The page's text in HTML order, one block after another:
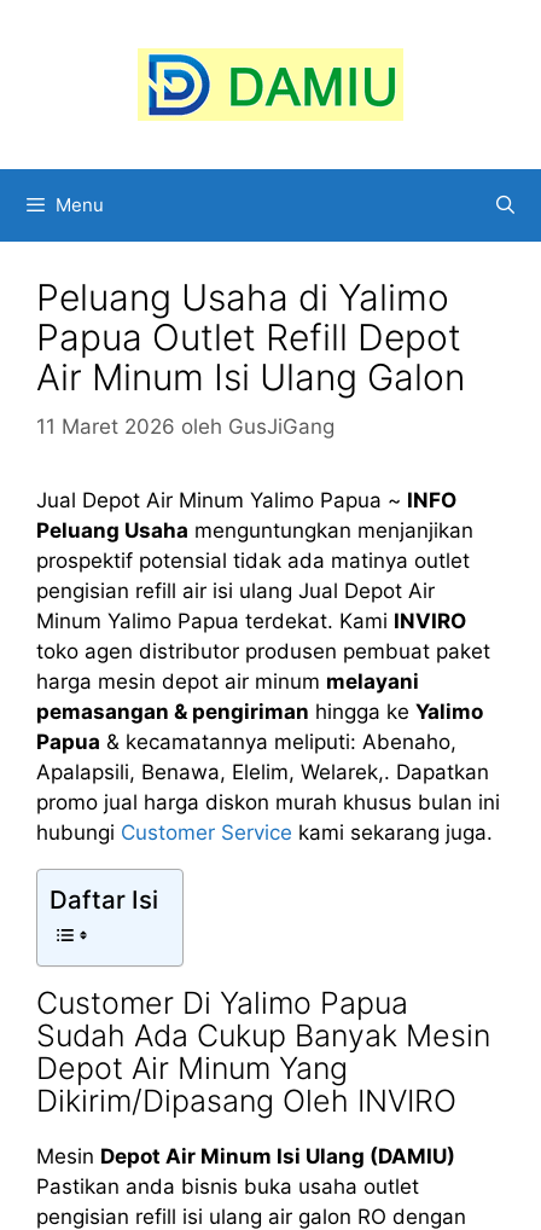
Menu
Peluang Usaha di Yalimo
Papua Outlet Refill Depot
Air Minum Isi Ulang Galon
11 Maret 2026 oleh GusJiGang
Jual Depot Air Minum Yalimo Papua ~ INFO
Peluang Usaha menguntungkan menjanjikan
prospektif potensial tidak ada matinya outlet
pengisian refill air isi ulang Jual Depot Air
Minum Yalimo Papua terdekat. Kami INVIRO
toko agen distributor produsen pembuat paket
harga mesin depot air minum melayani
pemasangan & pengiriman hingga ke Yalimo
Papua & kecamatannya meliputi: Abenaho,
Apalapsili, Benawa, Elelim, Welarek,. Dapatkan
promo jual harga diskon murah khusus bulan ini
hubungi Customer Service kami sekarang juga.
Daftar Isi
Customer Di Yalimo Papua
Sudah Ada Cukup Banyak Mesin
Depot Air Minum Yang
Dikirim/Dipasang Oleh INVIRO
Mesin Depot Air Minum Isi Ulang (DAMIU)
Pastikan anda bisnis buka usaha outlet
pengisian refill isi ulang air galon RO dengan